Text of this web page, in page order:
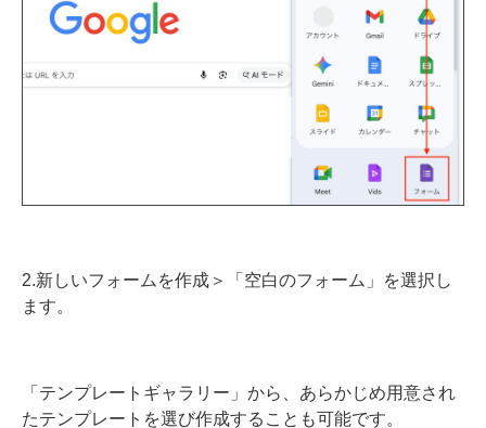
2.新しいフォームを作成＞「空白のフォーム」を選択し
ます。
「テンプレートギャラリー」から、あらかじめ用意され
たテンプレートを選び作成することも可能です。